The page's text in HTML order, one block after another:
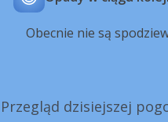
Obecnie nie są
Przegląd dzisiejszej